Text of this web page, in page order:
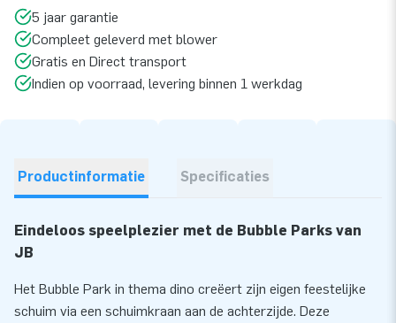
5 jaar garantie
Compleet geleverd met blower
Gratis en Direct transport
Indien op voorraad, levering binnen 1 werkdag
Productinformatie Specificaties
Eindeloos speelplezier met de Bubble Parks van
JB
Het Bubble Park in thema dino creëert zijn eigen feestelijke
schuim via een schuimkraan aan de achterzijde. Deze